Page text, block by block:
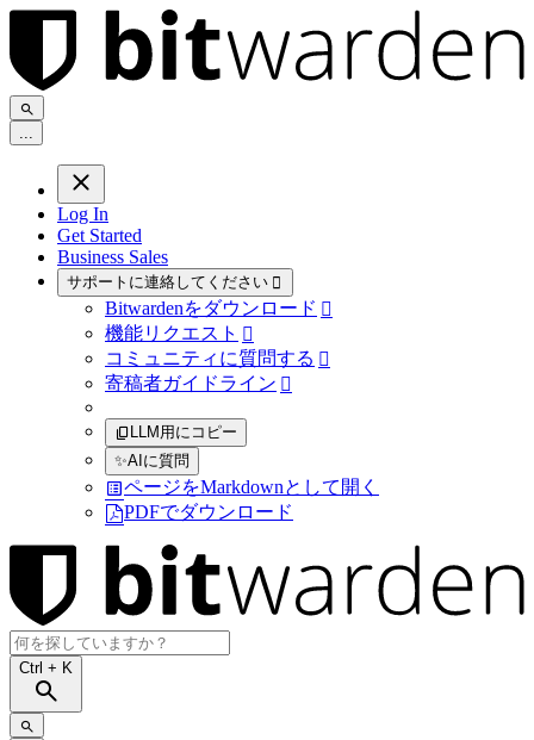
...
Log In
Get Started
Business Sales
サポートに連絡してください 
Bitwardenをダウンロード 
機能リクエスト 
コミュニティに質問する 
寄稿者ガイドライン 
LLM用にコピー
✨AIに質問
ページをMarkdownとして開く
PDFでダウンロード
Ctrl + K